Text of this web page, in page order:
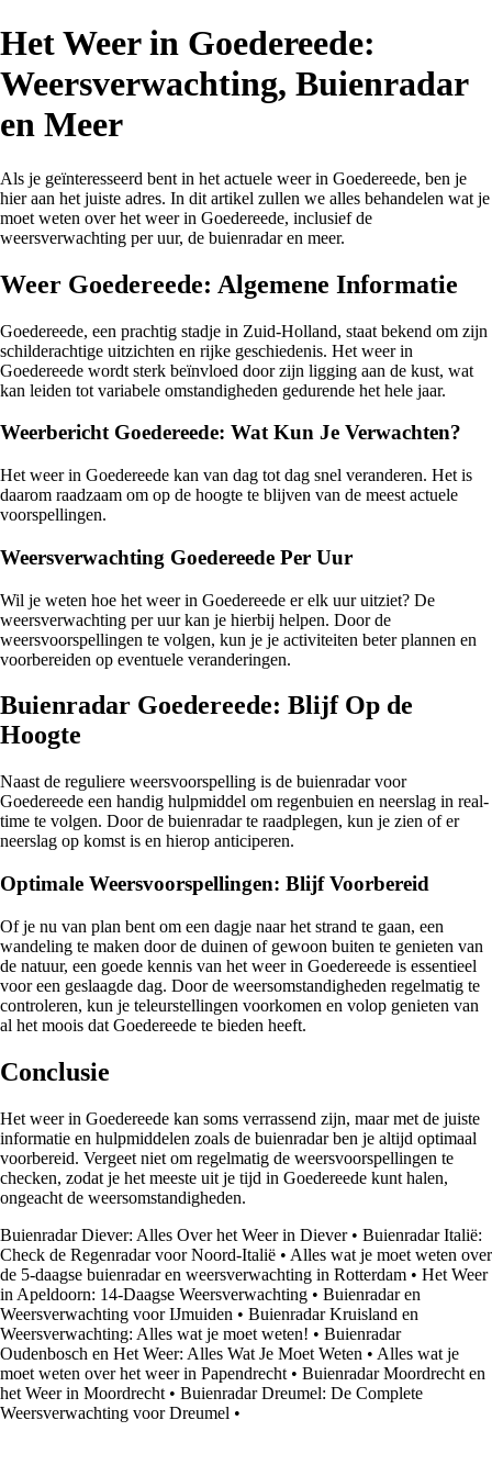
Het Weer in Goedereede:
Weersverwachting, Buienradar
en Meer
Als je geïnteresseerd bent in het actuele weer in Goedereede, ben je
hier aan het juiste adres. In dit artikel zullen we alles behandelen wat je
moet weten over het weer in Goedereede, inclusief de
weersverwachting per uur, de buienradar en meer.
Weer Goedereede: Algemene Informatie
Goedereede, een prachtig stadje in Zuid-Holland, staat bekend om zijn
schilderachtige uitzichten en rijke geschiedenis. Het weer in
Goedereede wordt sterk beïnvloed door zijn ligging aan de kust, wat
kan leiden tot variabele omstandigheden gedurende het hele jaar.
Weerbericht Goedereede: Wat Kun Je Verwachten?
Het weer in Goedereede kan van dag tot dag snel veranderen. Het is
daarom raadzaam om op de hoogte te blijven van de meest actuele
voorspellingen.
Weersverwachting Goedereede Per Uur
Wil je weten hoe het weer in Goedereede er elk uur uitziet? De
weersverwachting per uur kan je hierbij helpen. Door de
weersvoorspellingen te volgen, kun je je activiteiten beter plannen en
voorbereiden op eventuele veranderingen.
Buienradar Goedereede: Blijf Op de
Hoogte
Naast de reguliere weersvoorspelling is de buienradar voor
Goedereede een handig hulpmiddel om regenbuien en neerslag in real-
time te volgen. Door de buienradar te raadplegen, kun je zien of er
neerslag op komst is en hierop anticiperen.
Optimale Weersvoorspellingen: Blijf Voorbereid
Of je nu van plan bent om een dagje naar het strand te gaan, een
wandeling te maken door de duinen of gewoon buiten te genieten van
de natuur, een goede kennis van het weer in Goedereede is essentieel
voor een geslaagde dag. Door de weersomstandigheden regelmatig te
controleren, kun je teleurstellingen voorkomen en volop genieten van
al het moois dat Goedereede te bieden heeft.
Conclusie
Het weer in Goedereede kan soms verrassend zijn, maar met de juiste
informatie en hulpmiddelen zoals de buienradar ben je altijd optimaal
voorbereid. Vergeet niet om regelmatig de weersvoorspellingen te
checken, zodat je het meeste uit je tijd in Goedereede kunt halen,
ongeacht de weersomstandigheden.
Buienradar Diever: Alles Over het Weer in Diever• Buienradar Italië:
Check de Regenradar voor Noord-Italië • Alles wat je moet weten over
de 5-daagse buienradar en weersverwachting in Rotterdam • Het Weer
in Apeldoorn: 14-Daagse Weersverwachting • Buienradar en
Weersverwachting voor IJmuiden • Buienradar Kruisland en
Weersverwachting: Alles wat je moet weten! • Buienradar
Oudenbosch en Het Weer: Alles Wat Je Moet Weten • Alles wat je
moet weten over het weer in Papendrecht • Buienradar Moordrecht en
het Weer in Moordrecht • Buienradar Dreumel: De Complete
Weersverwachting voor Dreumel •